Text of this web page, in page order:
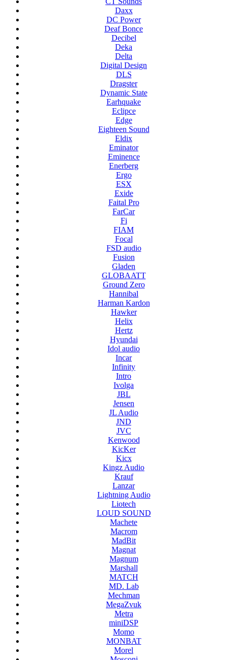
Daxx
DC Power
Deaf Bonce
Decibel
Deka
Delta
Digital Design
DLS
Dragster
Dynamic State
Earhquake
Eclipce
Edge
Eighteen Sound
Eldix
Eminator
Eminence
Enerberg
Ergo
ESX
Exide
Faital Pro
FarCar
Fi
FIAM
Focal
FSD audio
Fusion
Gladen
GLOBAATT
Ground Zero
Hannibal
Harman Kardon
Hawker
Helix
Hertz
Hyundai
Idol audio
Incar
Infinity
Intro
Ivolga
JBL
Jensen
JL Audio
JND
JVC
Kenwood
KicKer
Kicx
Kingz Audio
Krauf
Lanzar
Lightning Audio
Liotech
LOUD SOUND
Machete
Macrom
MadBit
Magnat
Magnum
Marshall
MATCH
MD. Lab
Mechman
MegaZvuk
Metra
miniDSP
Momo
MONBAT
Morel